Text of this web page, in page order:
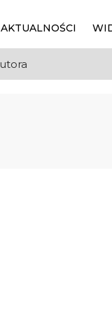
AKTUALNOŚCI